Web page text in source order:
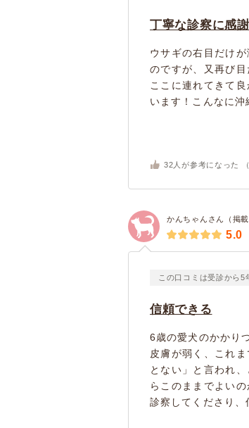
丁寧な診察に感謝
ウサギの右目だけ
のですが、又再び
ここに連れてきて
います！こんなに沖
32 人が参考になった
かんちゃんさん（掲
5.0
この口コミは受診から5
信頼できる
6歳の愛犬のかかり
皮膚が弱く、これ
とない」と言われ
らこのままでよい
診察してくださり、